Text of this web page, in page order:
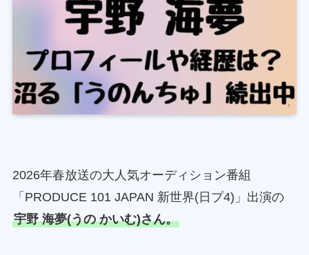
2026年春放送の大人気オーディション番組
「PRODUCE 101 JAPAN 新世界(日プ4)」出演の
宇野 海夢(うの かいむ)さん。